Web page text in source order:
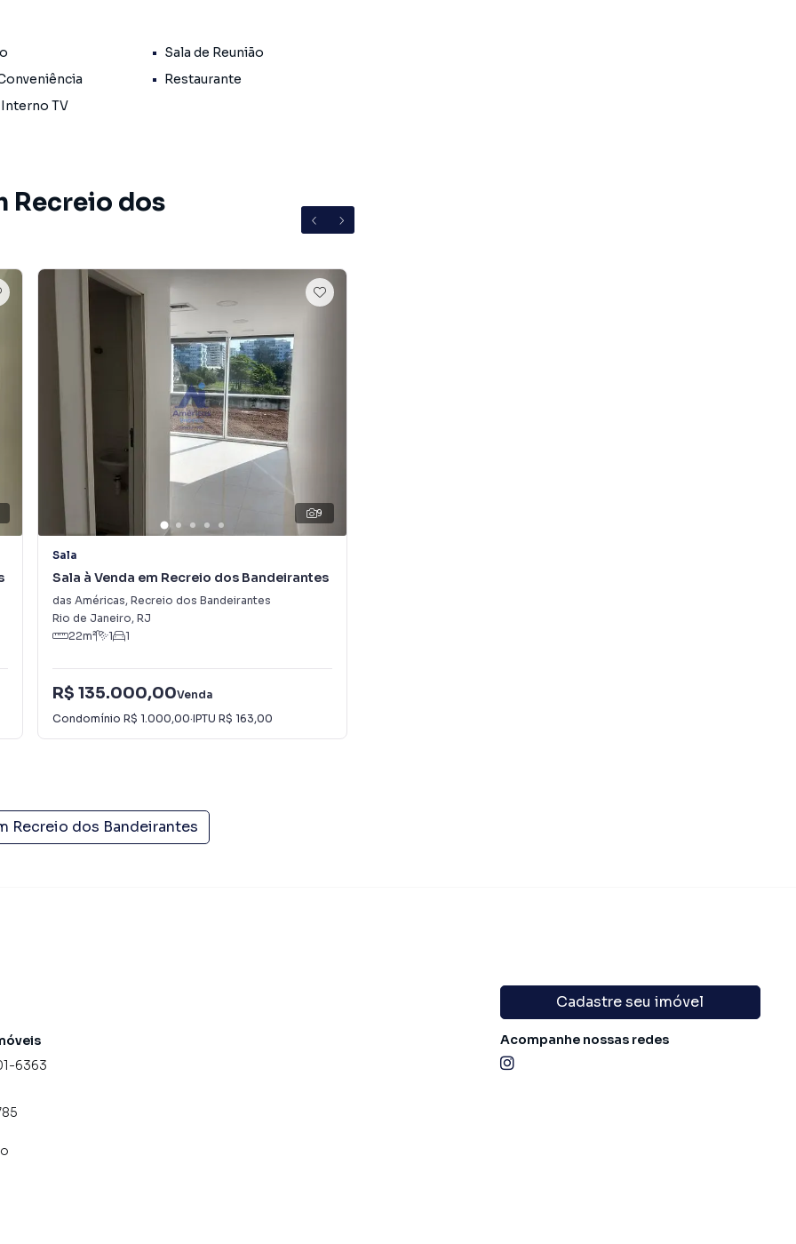
Sul)
terapias)
comercial
etc.)
profissional
Sala de Reunião
Restaurante
TV
Recreio dos
9
Sala
Sala à Venda em Recreio dos Bandeirantes
das Américas, Recreio dos Bandeirantes
Rio de Janeiro, RJ
22m² 1 1
R$ 135.000,00Venda
Condomínio R$ 1.000,00·IPTU R$ 163,00
Recreio dos Bandeirantes
6363
Cadastre seu imóvel
Acompanhe nossas redes